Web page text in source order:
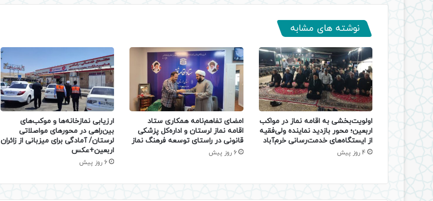
نوشته های مشابه
اولویت‌بخشی به اقامه نماز در مواکب
اربعین؛ محور بازدید نماینده ولی‌فقیه
از ایستگاه‌های خدمت‌رسانی خرم‌آباد
4 روز پیش
امضای تفاهم‌نامه همکاری ستاد
اقامه نماز لرستان و اداره‌کل پزشکی
قانونی در راستای توسعه فرهنگ نماز
6 روز پیش
ارزیابی نمازخانه‌ها و موکب‌های
بین‌راهی در محورهای مواصلاتی
لرستان/ آمادگی برای میزبانی از زائران
اربعین+عکس
6 روز پیش